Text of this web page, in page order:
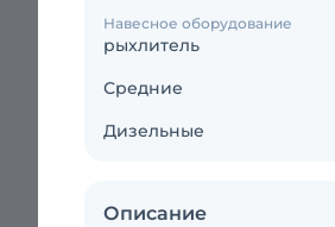
Навесное оборудование
рыхлитель
Средние
Дизельные
Описание